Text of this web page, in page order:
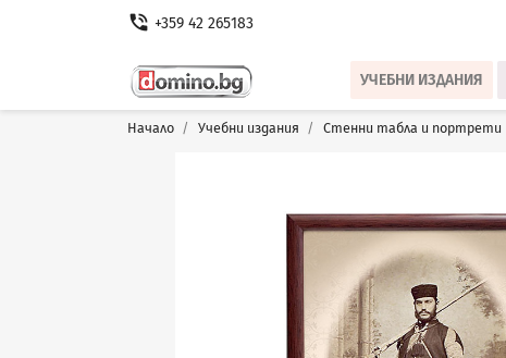
phone_in_talk +359 42 265183
УЧЕБНИ ИЗДАНИЯ
Начало Учебни издания Стенни табла и портрети